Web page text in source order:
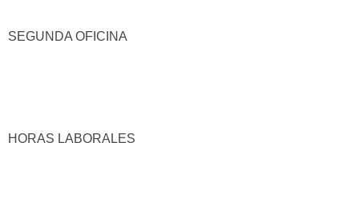
SEGUNDA OFICINA
HORAS LABORALES